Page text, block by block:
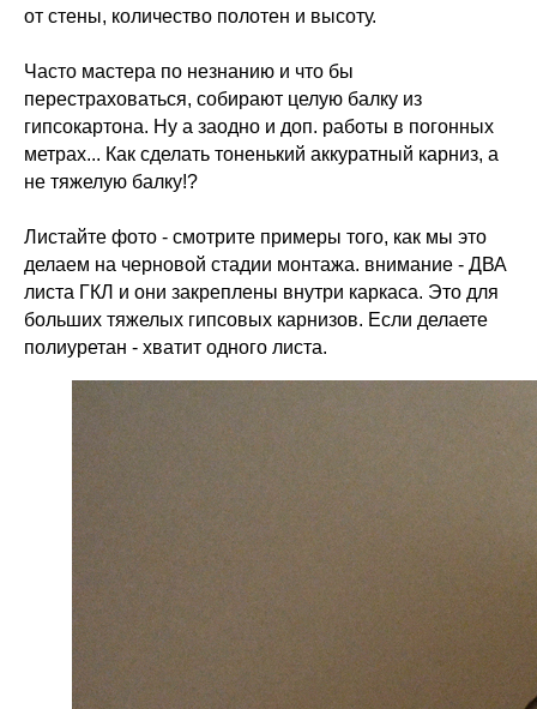
от стены, количество полотен и высоту.
Часто мастера по незнанию и что бы
перестраховаться, собирают целую балку из
гипсокартона. Ну а заодно и доп. работы в погонных
метрах... Как сделать тоненький аккуратный карниз, а
не тяжелую балку!?
Листайте фото - смотрите примеры того, как мы это
делаем на черновой стадии монтажа. внимание - ДВА
листа ГКЛ и они закреплены внутри каркаса. Это для
больших тяжелых гипсовых карнизов. Если делаете
полиуретан - хватит одного листа.